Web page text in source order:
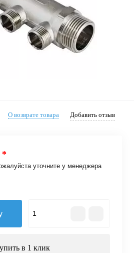
О возврате товара Добавить отзыв
*
уточните у менеджера
в 1 клик